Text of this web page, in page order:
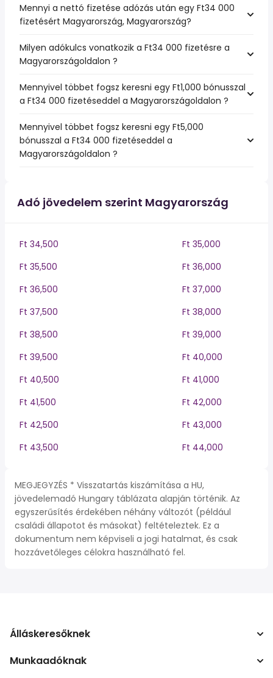
Mennyi a nettó fizetése adózás után egy Ft34 000
fizetésért Magyarország, Magyarország?
Milyen adókulcs vonatkozik a Ft34 000 fizetésre a
Magyarországoldalon ?
Mennyivel többet fogsz keresni egy Ft1,000 bónusszal
a Ft34 000 fizetéseddel a Magyarországoldalon ?
Mennyivel többet fogsz keresni egy Ft5,000
bónusszal a Ft34 000 fizetéseddel a
Magyarországoldalon ?
Adó jövedelem szerint Magyarország
Ft 34,500
Ft 35,000
Ft 35,500
Ft 36,000
Ft 36,500
Ft 37,000
Ft 37,500
Ft 38,000
Ft 38,500
Ft 39,000
Ft 39,500
Ft 40,000
Ft 40,500
Ft 41,000
Ft 41,500
Ft 42,000
Ft 42,500
Ft 43,000
Ft 43,500
Ft 44,000
MEGJEGYZÉS * Visszatartás kiszámítása a HU,
jövedelemadó Hungary táblázata alapján történik. Az
egyszerűsítés érdekében néhány változót (például
családi állapotot és másokat) feltételeztek. Ez a
dokumentum nem képviseli a jogi hatalmat, és csak
hozzávetőleges célokra használható fel.
Álláskeresőknek
Álláskeresés
Munkaadóknak